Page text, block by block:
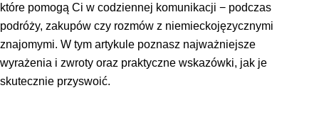
które pomogą Ci w codziennej komunikacji − podczas
podróży, zakupów czy rozmów z niemieckojęzycznymi
znajomymi. W tym artykule poznasz najważniejsze
wyrażenia i zwroty oraz praktyczne wskazówki, jak je
skutecznie przyswoić.